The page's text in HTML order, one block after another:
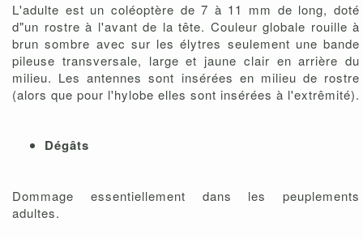
L'adulte est un coléoptère de 7 à 11 mm de long, doté
d"un rostre à l'avant de la tête. Couleur globale rouille à
brun sombre avec sur les élytres seulement une bande
pileuse transversale, large et jaune clair en arrière du
milieu. Les antennes sont insérées en milieu de rostre
(alors que pour l'hylobe elles sont insérées à l'extrêmité).
Dégâts
Dommage essentiellement dans les peuplements
adultes.